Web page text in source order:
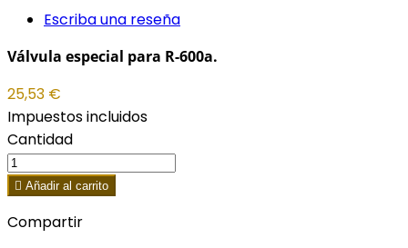
Escriba una reseña
Válvula especial para R-600a.
25,53 €
Impuestos incluidos
Cantidad
 Añadir al carrito
Compartir